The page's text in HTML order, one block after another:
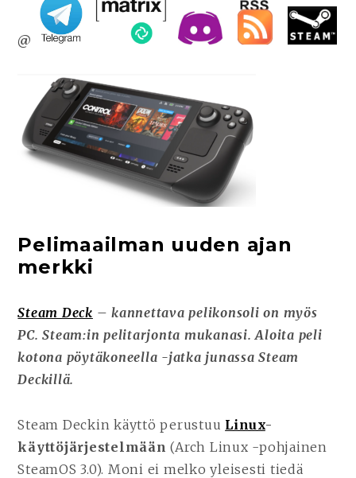
@
Pelimaailman uuden ajan
merkki
Steam Deck – kannettava pelikonsoli on myös
PC. Steam:in pelitarjonta mukanasi. Aloita peli
kotona pöytäkoneella -jatka junassa Steam
Deckillä.
Steam Deckin käyttö perustuu Linux-
käyttöjärjestelmään(Arch Linux -pohjainen
SteamOS 3.0). Moni ei melko yleisesti tiedä